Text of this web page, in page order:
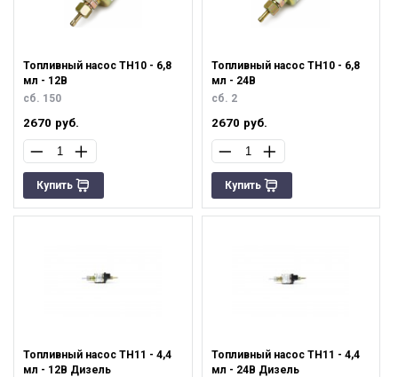
Топливный насос ТН10 - 6,8
мл - 12В
сб. 150
2670 руб.
Купить
Топливный насос ТН10 - 6,8
мл - 24В
сб. 2
2670 руб.
Купить
Топливный насос ТН11 - 4,4
мл - 12В Дизель
Топливный насос ТН11 - 4,4
мл - 24В Дизель